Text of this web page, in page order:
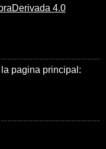
4.0
pagina principal: